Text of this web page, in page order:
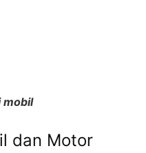
mobil
dan Motor